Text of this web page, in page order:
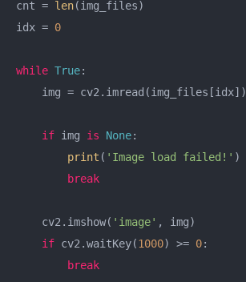
cnt = len(img_files)
idx = 0
while True:
    img = cv2.imread(img_files[idx])
if img is None:
print ( 'Image load failed!' )
break
    cv2.imshow(
'image' , img)
if cv2.waitKey(1000) >= 0:
break